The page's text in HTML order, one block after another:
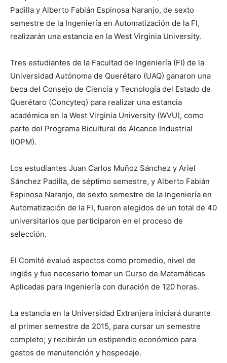
Padilla y Alberto Fabián Espinosa Naranjo, de sexto
semestre de la Ingeniería en Automatización de la FI,
realizarán una estancia en la West Virginia University.
Tres estudiantes de la Facultad de Ingeniería (FI) de la
Universidad Autónoma de Querétaro (UAQ) ganaron una
beca del Consejo de Ciencia y Tecnología del Estado de
Querétaro (Concyteq) para realizar una estancia
académica en la West Virginia University (WVU), como
parte del Programa Bicultural de Alcance Industrial
(IOPM).
Los estudiantes Juan Carlos Muñoz Sánchez y Ariel
Sánchez Padilla, de séptimo semestre, y Alberto Fabián
Espinosa Naranjo, de sexto semestre de la Ingeniería en
Automatización de la FI, fueron elegidos de un total de 40
universitarios que participaron en el proceso de
selección.
El Comité evaluó aspectos como promedio, nivel de
inglés y fue necesario tomar un Curso de Matemáticas
Aplicadas para Ingeniería con duración de 120 horas.
La estancia en la Universidad Extranjera iniciará durante
el primer semestre de 2015, para cursar un semestre
completo; y recibirán un estipendio económico para
gastos de manutención y hospedaje.